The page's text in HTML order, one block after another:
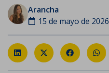
Arancha
15 de mayo de 2026